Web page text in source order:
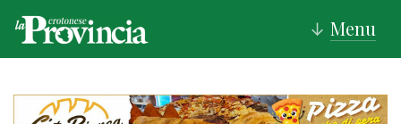
↓ Menu